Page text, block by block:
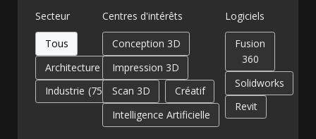
Secteur
Tous
Architecture
(82)
Industrie (75)
Centres d'intérêts
Conception 3D
Impression 3D
Scan 3D
Créatif
Intelligence Artificielle
Logiciels
Fusion
360
Solidworks
Revit